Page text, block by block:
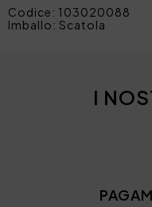
Codice: 103020088
Imballo: Scatola
I